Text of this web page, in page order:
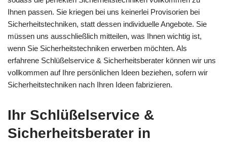
Ihnen passen. Sie kriegen bei uns keinerlei Provisorien bei
Sicherheitstechniken, statt dessen individuelle Angebote. Sie
müssen uns ausschließlich mitteilen, was Ihnen wichtig ist,
wenn Sie Sicherheitstechniken erwerben möchten. Als
erfahrene Schlüßelservice & Sicherheitsberater können wir uns
vollkommen auf Ihre persönlichen Ideen beziehen, sofern wir
Sicherheitstechniken nach Ihren Ideen fabrizieren.
Ihr Schlüßelservice &
Sicherheitsberater in